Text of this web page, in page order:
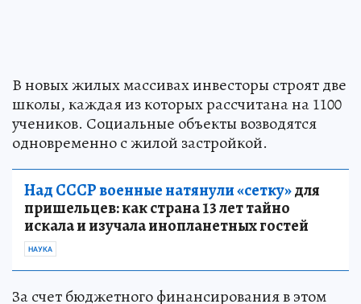
В новых жилых массивах инвесторы строят две
школы, каждая из которых рассчитана на 1100
учеников. Социальные объекты возводятся
одновременно с жилой застройкой.
Над СССР военные натянули «сетку»для
пришельцев: как страна 13 лет тайно
искала и изучала инопланетных гостей
НАУКА
За счет бюджетного финансирования в этом